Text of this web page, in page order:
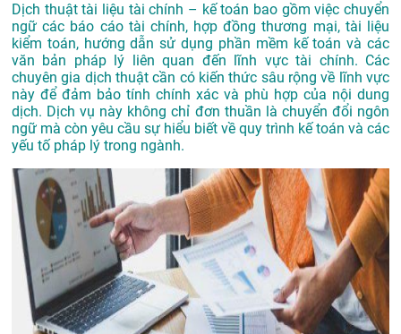
Dịch thuật tài liệu tài chính – kế toán bao gồm việc chuyển
ngữ các báo cáo tài chính, hợp đồng thương mại, tài liệu
kiểm toán, hướng dẫn sử dụng phần mềm kế toán và các
văn bản pháp lý liên quan đến lĩnh vực tài chính. Các
chuyên gia dịch thuật cần có kiến thức sâu rộng về lĩnh vực
này để đảm bảo tính chính xác và phù hợp của nội dung
dịch. Dịch vụ này không chỉ đơn thuần là chuyển đổi ngôn
ngữ mà còn yêu cầu sự hiểu biết về quy trình kế toán và các
yếu tố pháp lý trong ngành.